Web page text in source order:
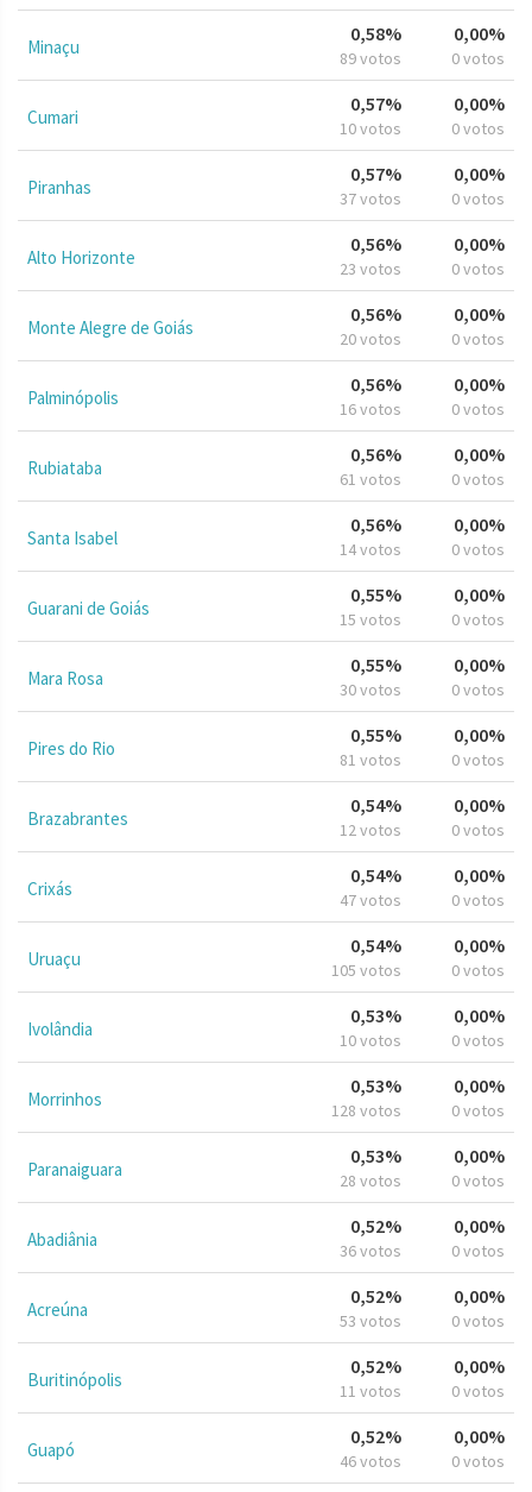
Minaçu
0,58%
89 votos
0,00%
0 votos
Cumari
0,57%
10 votos
0,00%
0 votos
Piranhas
0,57%
37 votos
0,00%
0 votos
Alto Horizonte
0,56%
23 votos
0,00%
0 votos
Monte Alegre de Goiás
0,56%
20 votos
0,00%
0 votos
Palminópolis
0,56%
16 votos
0,00%
0 votos
Rubiataba
0,56%
61 votos
0,00%
0 votos
Santa Isabel
0,56%
14 votos
0,00%
0 votos
Guarani de Goiás
0,55%
15 votos
0,00%
0 votos
Mara Rosa
0,55%
30 votos
0,00%
0 votos
Pires do Rio
0,55%
81 votos
0,00%
0 votos
Brazabrantes
0,54%
12 votos
0,00%
0 votos
Crixás
0,54%
47 votos
0,00%
0 votos
Uruaçu
0,54%
105 votos
0,00%
0 votos
Ivolândia
0,53%
10 votos
0,00%
0 votos
Morrinhos
0,53%
128 votos
0,00%
0 votos
Paranaiguara
0,53%
28 votos
0,00%
0 votos
Abadiânia
0,52%
36 votos
0,00%
0 votos
Acreúna
0,52%
53 votos
0,00%
0 votos
Buritinópolis
0,52%
11 votos
0,00%
0 votos
Guapó
0,52%
46 votos
0,00%
0 votos